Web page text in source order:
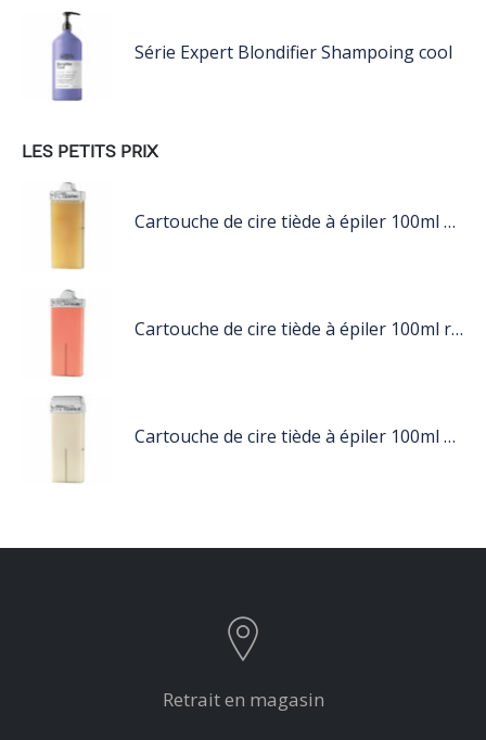
Série Expert Blondifier Shampoing cool
LES PETITS PRIX
Cartouche de cire tiède à épiler 100ml miel
Cartouche de cire tiède à épiler 100ml rose
Cartouche de cire tiède à épiler 100ml blanc
Retrait en magasin